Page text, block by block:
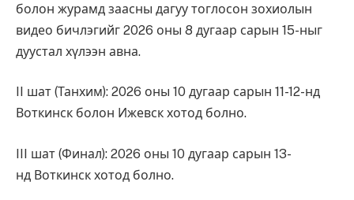
болон журамд заасны дагуу тоглосон зохиолын
видео бичлэгийг 2026 оны 8 дугаар сарын 15-ныг
дуустал хүлээн авна.
II шат (Танхим): 2026 оны 10 дугаар сарын 11-12-нд
Воткинск болон Ижевск хотод болно.
III шат (Финал): 2026 оны 10 дугаар сарын 13-
нд Воткинск хотод болно.